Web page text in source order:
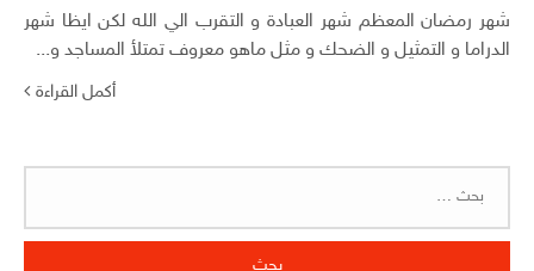
شهر رمضان المعظم شهر العبادة و التقرب الي الله لكن ايظا شهر
الدراما و التمثيل و الضحك و مثل ماهو معروف تمتلأ المساجد و...
أكمل القراءة